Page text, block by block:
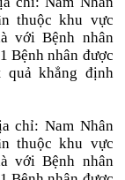
thuộc khu vực
với Bệnh nhân
Bệnh nhân được
quả khẳng định
chỉ: Nam Nhân
thuộc khu vực
với Bệnh nhân